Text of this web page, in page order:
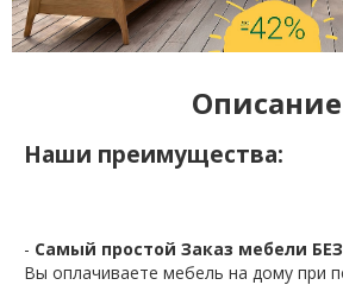
Описание
Наши преимущества:
- Самый простой Заказ мебели
Вы оплачиваете мебель на дому при